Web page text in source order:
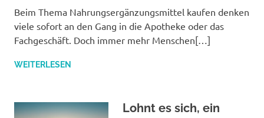
Beim Thema Nahrungsergänzungsmittel kaufen denken
viele sofort an den Gang in die Apotheke oder das
Fachgeschäft. Doch immer mehr Menschen[…]
WEITERLESEN
Lohnt es sich, ein